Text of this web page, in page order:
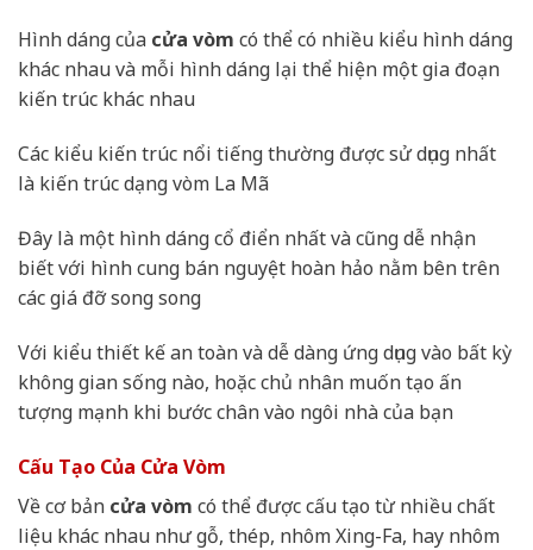
Hình dáng của cửa vòm có thể có nhiều kiểu hình dáng
khác nhau và mỗi hình dáng lại thể hiện một gia đoạn
kiến trúc khác nhau
Các kiểu kiến trúc nổi tiếng thường được sử dụng nhất
là kiến trúc dạng vòm La Mã
Đây là một hình dáng cổ điển nhất và cũng dễ nhận
biết với hình cung bán nguyệt hoàn hảo nằm bên trên
các giá đỡ song song
Với kiểu thiết kế an toàn và dễ dàng ứng dụng vào bất kỳ
không gian sống nào, hoặc chủ nhân muốn tạo ấn
tượng mạnh khi bước chân vào ngôi nhà của bạn
Cấu Tạo Của Cửa Vòm
Về cơ bản cửa vòm có thể được cấu tạo từ nhiều chất
liệu khác nhau như gỗ, thép, nhôm Xing-Fa, hay nhôm